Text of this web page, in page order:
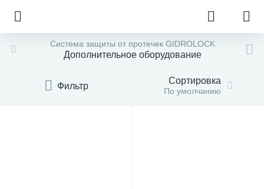
Система защиты от протечек GIDROLOCK
Дополнительное оборудование
Фильтр Сортировка
По умолчанию